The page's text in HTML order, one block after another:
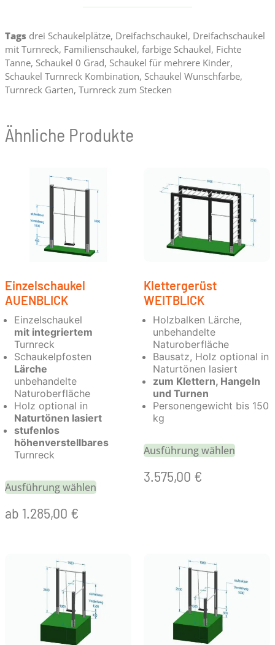
Tags drei Schaukelplätze, Dreifachschaukel, Dreifachschaukel
mit Turnreck, Familienschaukel, farbige Schaukel, Fichte
Tanne, Schaukel 0 Grad, Schaukel für mehrere Kinder,
Schaukel Turnreck Kombination, Schaukel Wunschfarbe,
Turnreck Garten, Turnreck zum Stecken
Ähnliche Produkte
Einzelschaukel
AUENBLICK
Einzelschaukel
mit integriertem
Turnreck
Schaukelpfosten
Lärche
unbehandelte
Naturoberfläche
Holz optional in
Naturtönen lasiert
stufenlos
höhenverstellbares
Turnreck
Ausführung wählen
ab 1.285,00 €
Klettergerüst
WEITBLICK
Holzbalken Lärche,
unbehandelte
Naturoberfläche
Bausatz, Holz optional in
Naturtönen lasiert
zum Klettern, Hangeln
und Turnen
Personengewicht bis 150
kg
Ausführung wählen
3.575,00 €